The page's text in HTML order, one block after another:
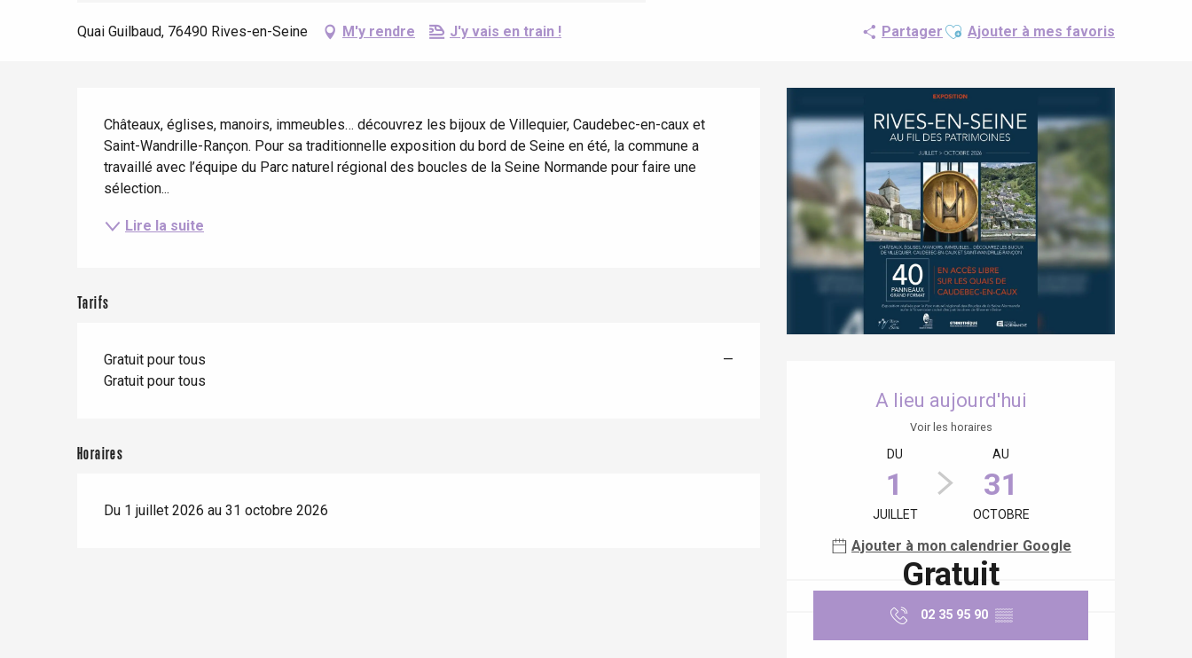
Valery-en-Caux
Dieppe
Tout l'agenda
Avec les enfants
Entre amis
Lieux branchés
Séjours en bord de
Séjours à vélo
Quai Guilbaud, 76490 Rives-en-Seine M'y rendre J'y vais en train ! Partager Ajouter aux favoris
Ajouter à mes favoris
A lieu aujourd'hui
Voir les horaires
DU
1
JUILLET
AU
31
OCTOBRE
Ajouter à mon calendrier Google
Gratuit
02 35 95 90 ▒▒
Châteaux, églises, manoirs, immeubles… découvrez les bijoux de Villequier, Caudebec-en-caux et
Saint-Wandrille-Rançon. Pour sa traditionnelle exposition du bord de Seine en été, la commune a
travaillé avec l’équipe du Parc naturel régional des boucles de la Seine Normande pour faire une
sélection...
Lire la suite
Tarifs
Gratuit pour tous
—
Gratuit pour tous
Horaires
Du 1 juillet 2026 au 31 octobre 2026